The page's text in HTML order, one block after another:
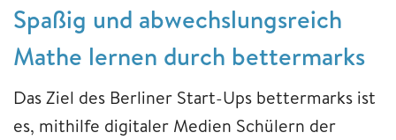
Spaßig und abwechslungsreich
Mathe lernen durch bettermarks
Das Ziel des Berliner Start-Ups bettermarks ist
es, mithilfe digitaler Medien Schülern der